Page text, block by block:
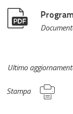
Ultimo
Stampa